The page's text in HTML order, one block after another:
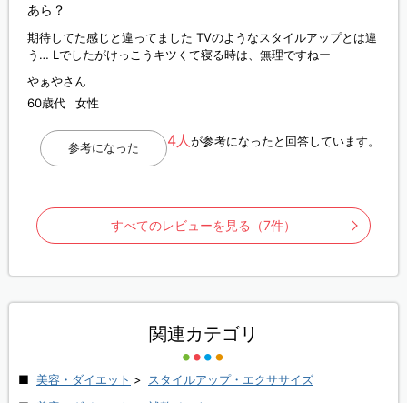
あら？
期待してた感じと違ってました TVのようなスタイルアップとは違
う… Lでしたがけっこうキツくて寝る時は、無理ですねー
やぁやさん
60歳代
女性
4人 が参考になったと回答しています。
参考になった
すべてのレビューを見る（7件）
関連カテゴリ
美容・ダイエット >
スタイルアップ・エクササイズ